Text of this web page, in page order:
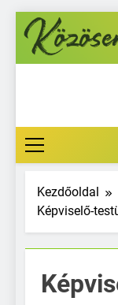
Ugrás
tartalomra
Kezdőoldal
Képviselő-